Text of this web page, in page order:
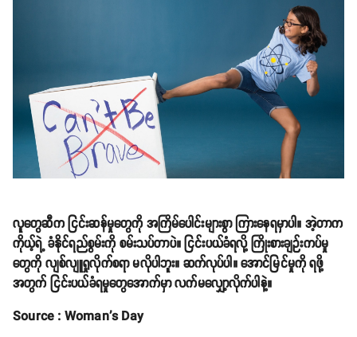
လူတွေဆီက ငြင်းဆန်မှုတွေကို အကြိမ်ပေါင်းများစွာ ကြားနေရမှာပါ။ အဲ့တာက
ကိုယ့်ရဲ့ ခံနိုင်ရည်စွမ်းကို စမ်းသပ်တာပဲ။ ငြင်းပယ်ခံရလို့ ကြိုးစားချဉ်းကပ်မှု
တွေကို လျစ်လျူရှုလိုက်စရာ မလိုပါဘူး။ ဆက်လုပ်ပါ။ အောင်မြင်မှုကို ရဖို့
အတွက် ငြင်းပယ်ခံရမှုတွေအောက်မှာ လက်မလျှော့လိုက်ပါနဲ့။
Source : Woman's Day